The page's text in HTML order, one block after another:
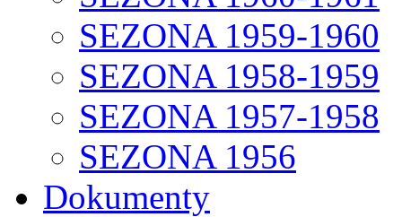
SEZONA 1959-1960
SEZONA 1958-1959
SEZONA 1957-1958
SEZONA 1956
Dokumenty